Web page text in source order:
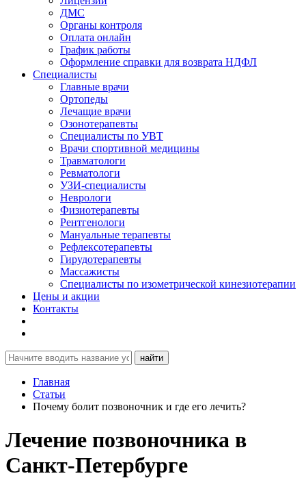
ДМС
Органы контроля
Оплата онлайн
График работы
Оформление справки для возврата НДФЛ
Специалисты
Главные врачи
Ортопеды
Лечащие врачи
Озонотерапевты
Специалисты по УВТ
Врачи спортивной медицины
Травматологи
Ревматологи
УЗИ-специалисты
Неврологи
Физиотерапевты
Рентгенологи
Мануальные терапевты
Рефлексотерапевты
Гирудотерапевты
Массажисты
Специалисты по изометрической кинезиотерапии
Цены и акции
Контакты
найти
Главная
Статьи
Почему болит позвоночник и где его лечить?
Лечение позвоночника в
Санкт-Петербурге